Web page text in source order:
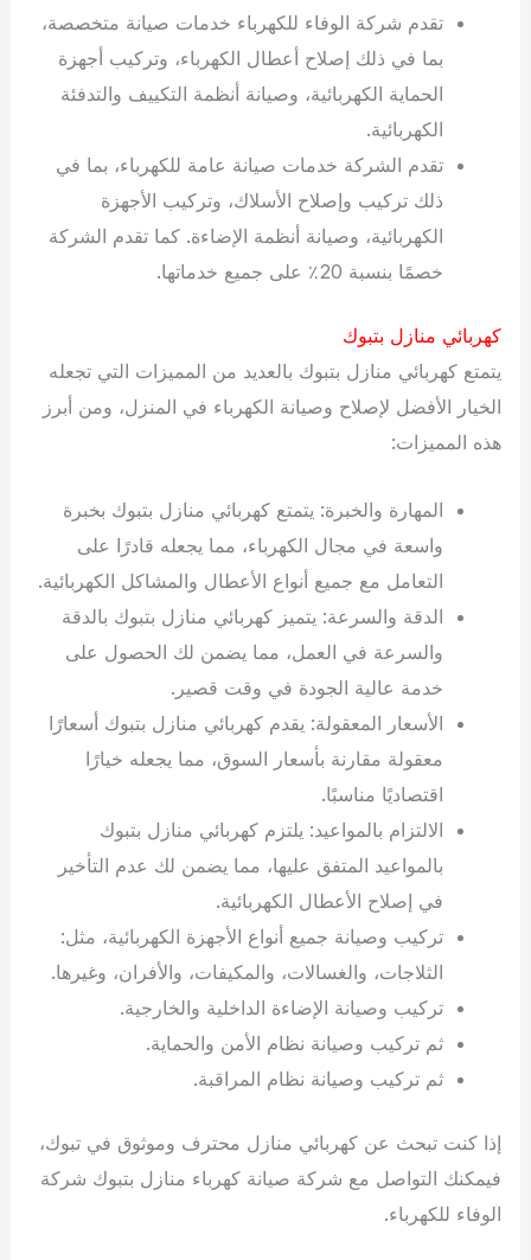
تقدم شركة الوفاء للكهرباء خدمات صيانة متخصصة،
بما في ذلك إصلاح أعطال الكهرباء، وتركيب أجهزة
الحماية الكهربائية، وصيانة أنظمة التكييف والتدفئة
الكهربائية.
تقدم الشركة خدمات صيانة عامة للكهرباء، بما في
ذلك تركيب وإصلاح الأسلاك، وتركيب الأجهزة
الكهربائية، وصيانة أنظمة الإضاءة. كما تقدم الشركة
خصمًا بنسبة 20٪ على جميع خدماتها.
كهربائي منازل بتبوك
يتمتع كهربائي منازل بتبوك بالعديد من المميزات التي تجعله
الخيار الأفضل لإصلاح وصيانة الكهرباء في المنزل، ومن أبرز
هذه المميزات:
المهارة والخبرة: يتمتع كهربائي منازل بتبوك بخبرة
واسعة في مجال الكهرباء، مما يجعله قادرًا على
التعامل مع جميع أنواع الأعطال والمشاكل الكهربائية.
الدقة والسرعة: يتميز كهربائي منازل بتبوك بالدقة
والسرعة في العمل، مما يضمن لك الحصول على
خدمة عالية الجودة في وقت قصير.
الأسعار المعقولة: يقدم كهربائي منازل بتبوك أسعارًا
معقولة مقارنة بأسعار السوق، مما يجعله خيارًا
اقتصاديًا مناسبًا.
الالتزام بالمواعيد: يلتزم كهربائي منازل بتبوك
بالمواعيد المتفق عليها، مما يضمن لك عدم التأخير
في إصلاح الأعطال الكهربائية.
تركيب وصيانة جميع أنواع الأجهزة الكهربائية، مثل:
الثلاجات، والغسالات، والمكيفات، والأفران، وغيرها.
تركيب وصيانة الإضاءة الداخلية والخارجية.
ثم تركيب وصيانة نظام الأمن والحماية.
ثم تركيب وصيانة نظام المراقبة.
إذا كنت تبحث عن كهربائي منازل محترف وموثوق في تبوك،
فيمكنك التواصل مع شركة صيانة كهرباء منازل بتبوك شركة
الوفاء للكهرباء.